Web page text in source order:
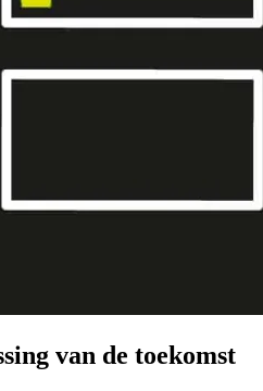
van de toekomst